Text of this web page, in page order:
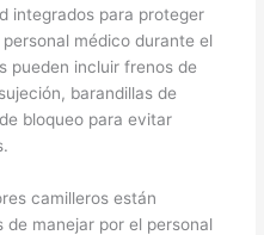
integrados para proteger
médico durante el
pueden incluir frenos de
barandillas de
bloqueo para evitar
camilleros están
manejar por el personal